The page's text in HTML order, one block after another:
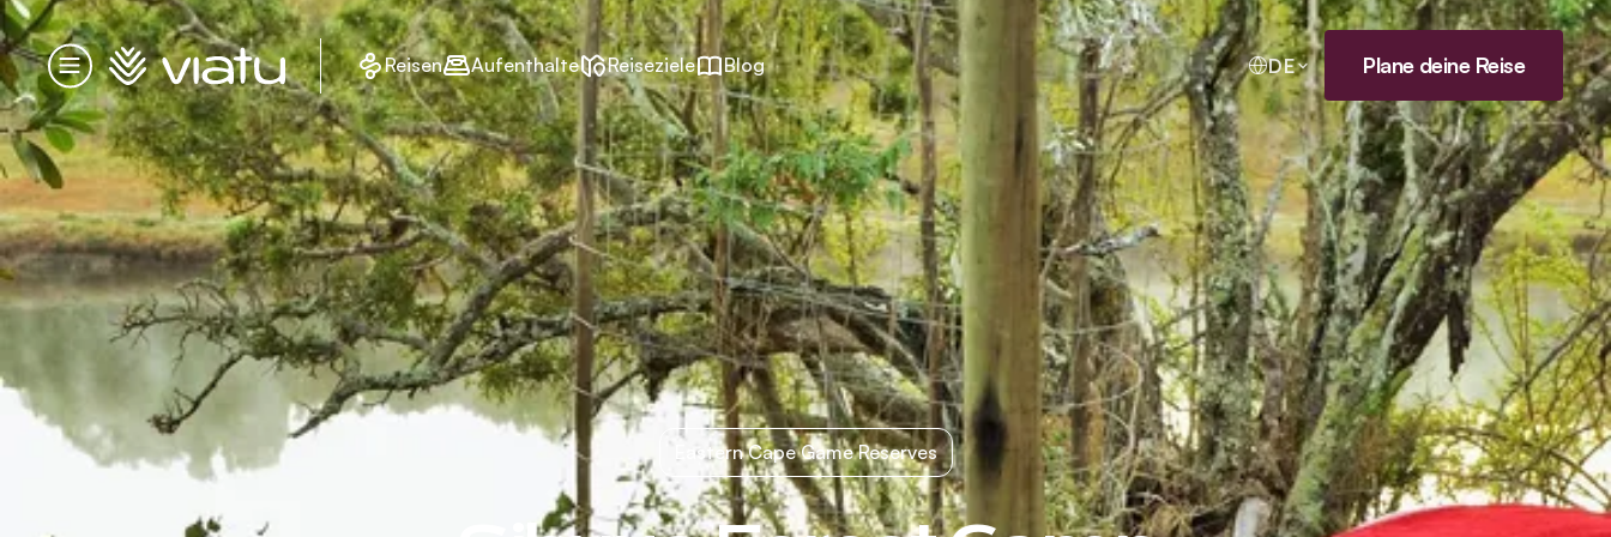
Menü
Startseite Reisen Aufenthalte Reiseziele Blog DE Plane deine Reise
Eastern Cape Game Reserves